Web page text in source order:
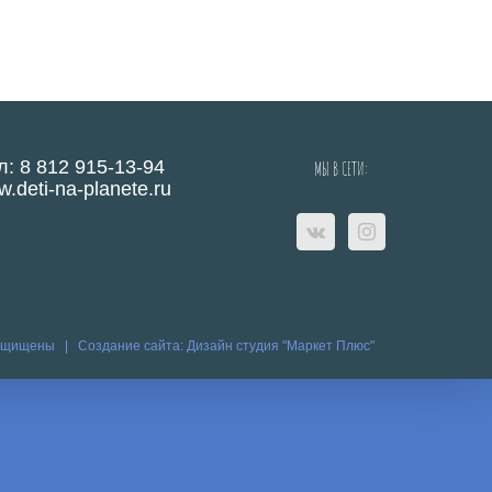
8 812 915-13-94
na-planete.ru
МЫ В СЕТИ:
| Создание сайта: Дизайн студия "Маркет Плюс"